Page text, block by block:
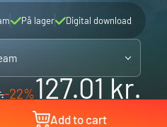
På lager Digital download
-22%127.01 kr.
Add to cart